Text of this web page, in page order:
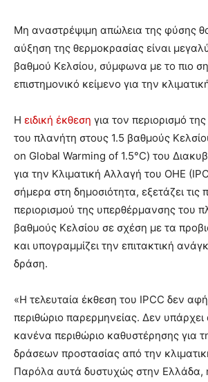
Μη αναστρέψιμη απώλεια της φύσης
αύξηση της θερμοκρασίας είναι
βαθμού Κελσίου, σύμφωνα με το πιο
επιστημονικό κείμενο για την
Η ειδική έκθεση για τον περιορισμό
του πλανήτη στους 1.5 βαθμούς
on Global Warming of 1.5°C) του
για την Κλιματική Αλλαγή του ΟΗΕ
σήμερα στη δημοσιότητα, εξετάζει τις
περιορισμού της υπερθέρμανσης του
βαθμούς Κελσίου σε σχέση με τα
και υπογραμμίζει την επιτακτική
δράση.
«Η τελευταία έκθεση του IPCC δεν
περιθώριο παρερμηνείας. Δεν
κανένα περιθώριο καθυστέρησης για
δράσεων προστασίας από την
Παρόλα αυτά δυστυχώς στην Ελλάδα,